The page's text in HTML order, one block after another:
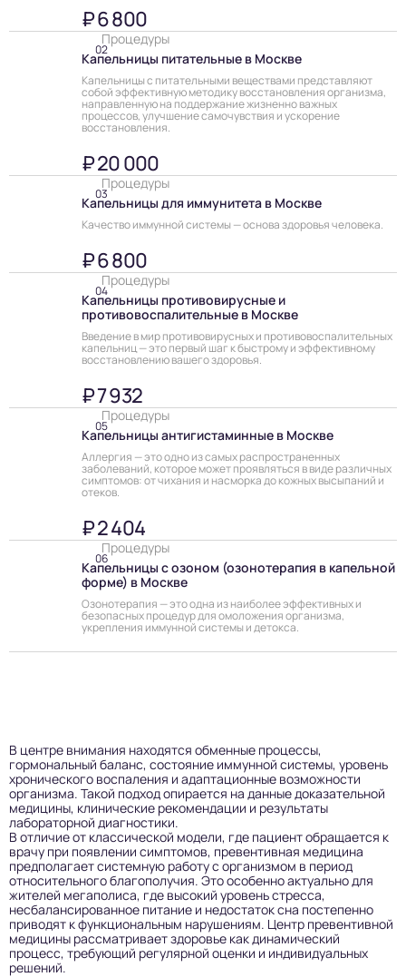
₽ 6 800
Процедуры
Капельницы питательные в Москве
Капельницы с питательными веществами представляют
собой эффективную методику восстановления организма,
направленную на поддержание жизненно важных
процессов, улучшение самочувствия и ускорение
восстановления.
₽ 20 000
02
Процедуры
Капельницы для иммунитета в Москве
Качество иммунной системы — основа здоровья человека.
₽ 6 800
03
Процедуры
Капельницы противовирусные и
противовоспалительные в Москве
Введение в мир противовирусных и противовоспалительных
капельниц — это первый шаг к быстрому и эффективному
восстановлению вашего здоровья.
₽ 7 932
04
Процедуры
Капельницы антигистаминные в Москве
Аллергия — это одно из самых распространенных
заболеваний, которое может проявляться в виде различных
симптомов: от чихания и насморка до кожных высыпаний и
отеков.
₽ 2 404
05
Процедуры
Капельницы с озоном (озонотерапия в капельной
форме) в Москве
Озонотерапия — это одна из наиболее эффективных и
безопасных процедур для омоложения организма,
укрепления иммунной системы и детокса.
06
В центре внимания находятся обменные процессы,
гормональный баланс, состояние иммунной системы, уровень
хронического воспаления и адаптационные возможности
организма. Такой подход опирается на данные доказательной
медицины, клинические рекомендации и результаты
лабораторной диагностики.
В отличие от классической модели, где пациент обращается к
врачу при появлении симптомов, превентивная медицина
предполагает системную работу с организмом в период
относительного благополучия. Это особенно актуально для
жителей мегаполиса, где высокий уровень стресса,
несбалансированное питание и недостаток сна постепенно
приводят к функциональным нарушениям. Центр превентивной
медицины рассматривает здоровье как динамический
процесс, требующий регулярной оценки и индивидуальных
решений.